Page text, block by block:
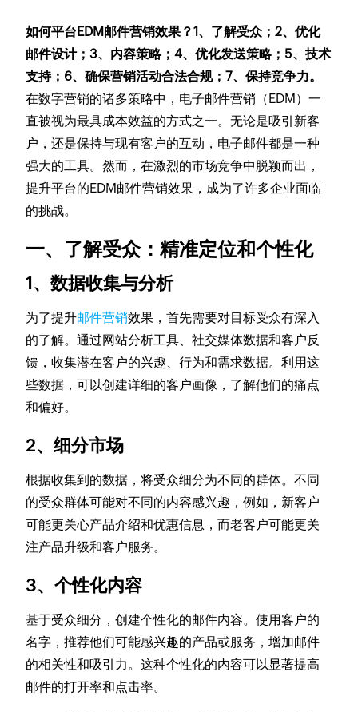
如何平台EDM邮件营销效果？1、了解受众；2、优化
邮件设计；3、内容策略；4、优化发送策略；5、技术
支持；6、确保营销活动合法合规；7、保持竞争力。
在数字营销的诸多策略中，电子邮件营销（EDM）一
直被视为最具成本效益的方式之一。无论是吸引新客
户，还是保持与现有客户的互动，电子邮件都是一种
强大的工具。然而，在激烈的市场竞争中脱颖而出，
提升平台的EDM邮件营销效果，成为了许多企业面临
的挑战。
一、了解受众：精准定位和个性化
1、数据收集与分析
为了提升邮件营销效果，首先需要对目标受众有深入
的了解。通过网站分析工具、社交媒体数据和客户反
馈，收集潜在客户的兴趣、行为和需求数据。利用这
些数据，可以创建详细的客户画像，了解他们的痛点
和偏好。
2、细分市场
根据收集到的数据，将受众细分为不同的群体。不同
的受众群体可能对不同的内容感兴趣，例如，新客户
可能更关心产品介绍和优惠信息，而老客户可能更关
注产品升级和客户服务。
3、个性化内容
基于受众细分，创建个性化的邮件内容。使用客户的
名字，推荐他们可能感兴趣的产品或服务，增加邮件
的相关性和吸引力。这种个性化的内容可以显著提高
邮件的打开率和点击率。